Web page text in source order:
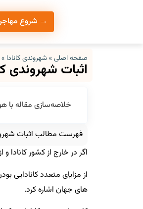
→ شروع
صفحه اصلی»شهروندی کانادا »
اثبات شهروندی
خلاصه‌سازی مقاله
فهرست مطالب اثبات
اگر در خارج از کشور
از مزایای متعدد کانادایی
های جهان اشاره کرد.